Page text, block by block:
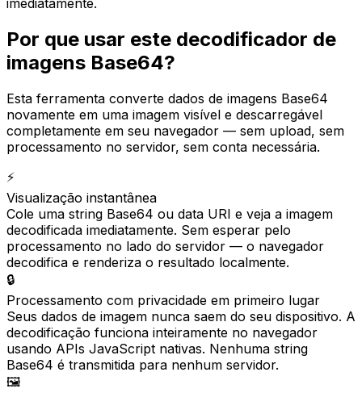
Por que usar este decodificador de
imagens Base64?
Esta ferramenta converte dados de imagens Base64
novamente em uma imagem visível e descarregável
completamente em seu navegador — sem upload, sem
processamento no servidor, sem conta necessária.
⚡
Visualização instantânea
Cole uma string Base64 ou data URI e veja a imagem
decodificada imediatamente. Sem esperar pelo
processamento no lado do servidor — o navegador
decodifica e renderiza o resultado localmente.
🔒
Processamento com privacidade em primeiro lugar
Seus dados de imagem nunca saem do seu dispositivo. A
decodificação funciona inteiramente no navegador
usando APIs JavaScript nativas. Nenhuma string
Base64 é transmitida para nenhum servidor.
🖼️